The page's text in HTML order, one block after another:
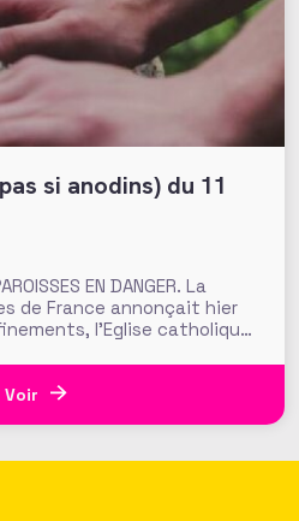
EN DANGER. La
de France annonçait hier
l’Eglise catholique
millions d’euros, soit 17%
Selon l’organisation, le
Voir